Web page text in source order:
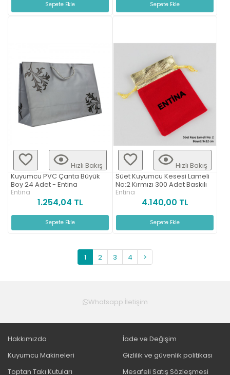
Sepete Ekle Sepete Ekle
Hızlı Bakış
Kuyumcu PVC Çanta Büyük
Boy 24 Adet - Entina
Entina
1.254,04 TL
Sepete Ekle
Hızlı Bakış
Süet Kuyumcu Kesesi Lameli
No:2 Kırmızı 300 Adet Baskılı
Entina
4.140,00 TL
Sepete Ekle
1 2 3 4 >
Whatsapp İletişim
Hakkımızda
Kuyumcu Makineleri
Toptan Takı Kutuları
İade ve Değişim
Gizlilik ve güvenlik politikası
Mesafeli Satış Sözleşmesi